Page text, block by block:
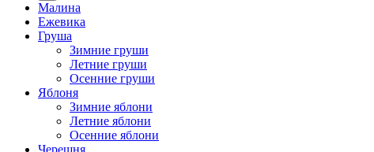
Малина
Ежевика
Груша
Зимние груши
Летние груши
Осенние груши
Яблоня
Зимние яблони
Летние яблони
Осенние яблони
Черешня